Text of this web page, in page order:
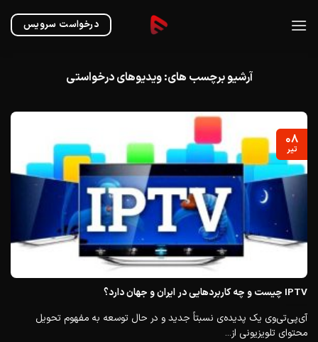
درخواست سرویس
آرشیو برچسب های:ویدیوهای درخواستی
IPTV چیست و چه کاربردهایی در ایران و جهان دارد؟
آی‌پی‌تی‌وی یک پدیده‌ی نسبتاً جدید و در حال توسعه به مفهوم تحویل
محتوای تلویزیونی از...
۰۸
تیر